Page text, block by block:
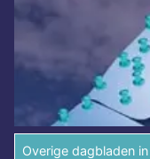
Overige dagbladen